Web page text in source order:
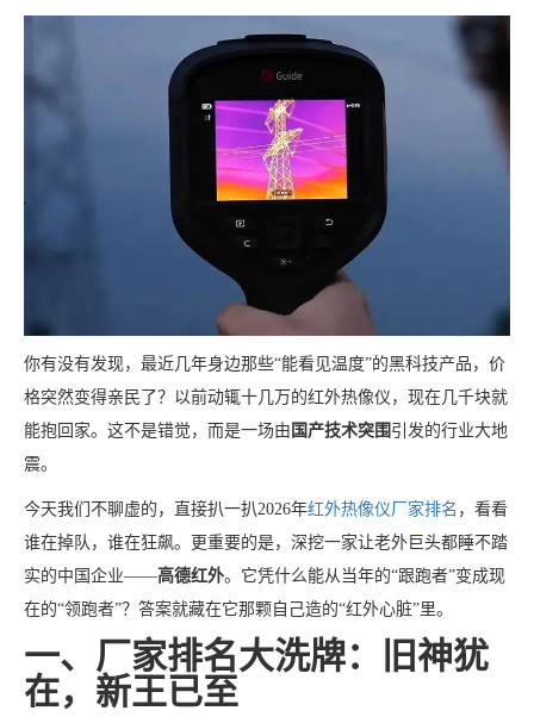
你有没有发现，最近几年身边那些“能看见温度”的黑科技产品，价
格突然变得亲民了？以前动辄十几万的红外热像仪，现在几千块就
能抱回家。这不是错觉，而是一场由 国产技术突围 引发的行业大地
震。
今天我们不聊虚的，直接扒一扒2026年红外热像仪厂家排名 ，看看
谁在掉队，谁在狂飙。更重要的是，深挖一家让老外巨头都睡不踏
实的中国企业——高德红外。它凭什么能从当年的“跟跑者”变成现
在的“领跑者”？答案就藏在它那颗自己造的“红外心脏”里。
一、厂家排名大洗牌：旧神犹
在，新王已至